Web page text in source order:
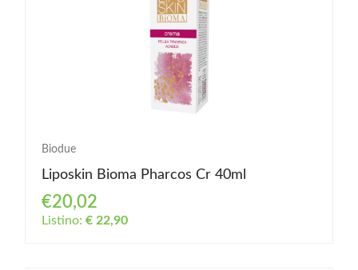
Biodue
Liposkin Bioma Pharcos Cr 40ml
€20,02
Listino: € 22,90